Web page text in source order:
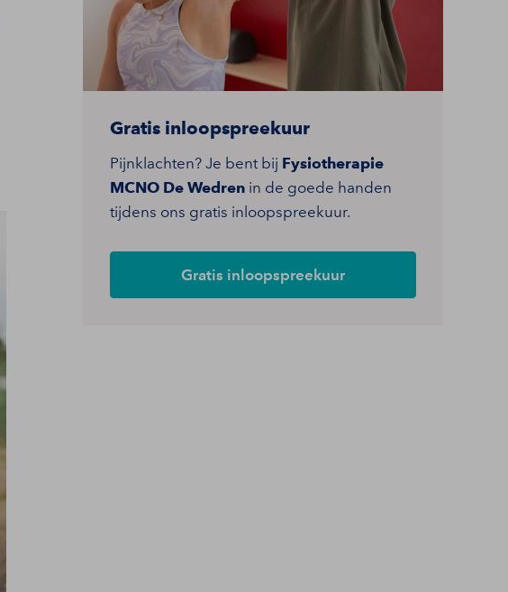
Gratis inloopspreekuur
Pijnklachten? Je bent bij Fysiotherapie
MCNO De Wedren in de goede handen
tijdens ons gratis inloopspreekuur.
Gratis inloopspreekuur